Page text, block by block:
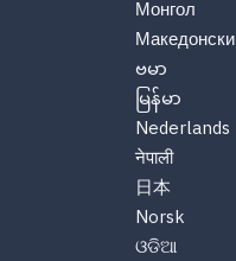
Монгол
Македонски
ဗမာ
မြန်မာ
Nederlands
नेपाली
日本
Norsk
ଓଡିଆ